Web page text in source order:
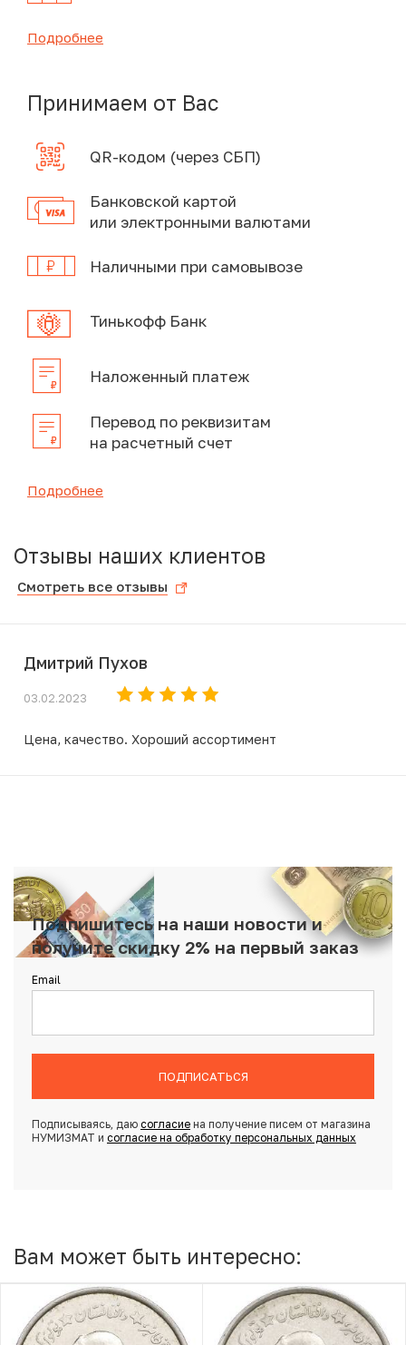
Подробнее
Принимаем от Вас
QR-кодом (через СБП)
Банковской картой
или электронными валютами
Наличными при самовывозе
Тинькофф Банк
Наложенный платеж
Перевод по реквизитам
на расчетный счет
Подробнее
Отзывы наших клиентов
Смотреть все отзывы
Дмитрий Пухов
03.02.2023
Цена, качество. Хороший ассортимент
Подпишитесь на наши новости и
получите скидку 2% на первый заказ
Email
ПОДПИСАТЬСЯ
Подписываясь, даю согласиена получение писем от магазина
НУМИЗМАТ и согласие на обработку персональных данных
Вам может быть интересно: